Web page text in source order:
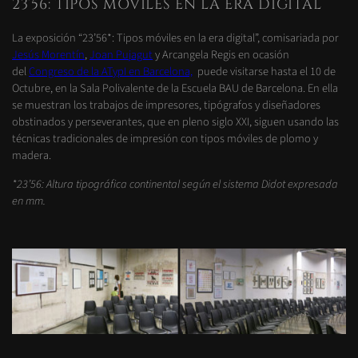
23’56: TIPOS MÓVILES EN LA ERA DIGITAL
La exposición “23’56*: Tipos móviles en la era digital”, comisariada por
Jesús Morentín,Joan Pujaguty Arcangela Regis en ocasión
delCongreso de la ATypI en Barcelona, puede visitarse hasta el 10 de
Octubre, en la Sala Polivalente de la Escuela BAU de Barcelona. En ella
se muestran los trabajos de impresores, tipógrafos y diseñadores
obstinados y perseverantes, que en pleno siglo XXI, siguen usando las
técnicas tradicionales de impresión con tipos móviles de plomo y
madera.
*23’56: Altura tipográfica continental según el sistema Didot expresada
en mm.